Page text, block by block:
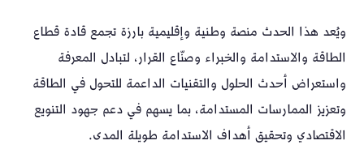
ويُعد هذا الحدث منصة وطنية وإقليمية بارزة تجمع قادة قطاع
الطاقة والاستدامة والخبراء وصنّاع القرار، لتبادل المعرفة
واستعراض أحدث الحلول والتقنيات الداعمة للتحول في الطاقة
وتعزيز الممارسات المستدامة، بما يسهم في دعم جهود التنويع
الاقتصادي وتحقيق أهداف الاستدامة طويلة المدى.